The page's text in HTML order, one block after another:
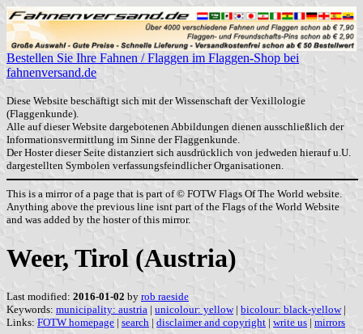
Bestellen Sie Ihre Fahnen / Flaggen im Flaggen-Shop bei
fahnenversand.de
Diese Website beschäftigt sich mit der Wissenschaft der Vexillologie
(Flaggenkunde).
Alle auf dieser Website dargebotenen Abbildungen dienen ausschließlich der
Informationsvermittlung im Sinne der Flaggenkunde.
Der Hoster dieser Seite distanziert sich ausdrücklich von jedweden hierauf u.U.
dargestellten Symbolen verfassungsfeindlicher Organisationen.
This is a mirror of a page that is part of © FOTW Flags Of The World website.
Anything above the previous line isnt part of the Flags of the World Website
and was added by the hoster of this mirror.
Weer, Tirol (Austria)
Last modified: 2016-01-02 by rob raeside
Keywords: municipality: austria | unicolour: yellow| bicolour: black-yellow|
Links: FOTW homepage | search | disclaimer and copyright | write us | mirrors